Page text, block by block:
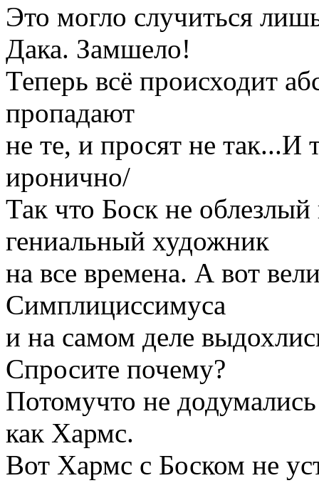
Это могло случиться
Дака. Замшело!
Теперь всё происходит
пропадают
не те, и просят не так...И
иронично/
Так что Боск не
гениальный художник
на все времена. А вот
Симплициссимуса
и на самом деле
Спросите почему?
Потомучто не
как Хармс.
Вот Хармс с Боском не